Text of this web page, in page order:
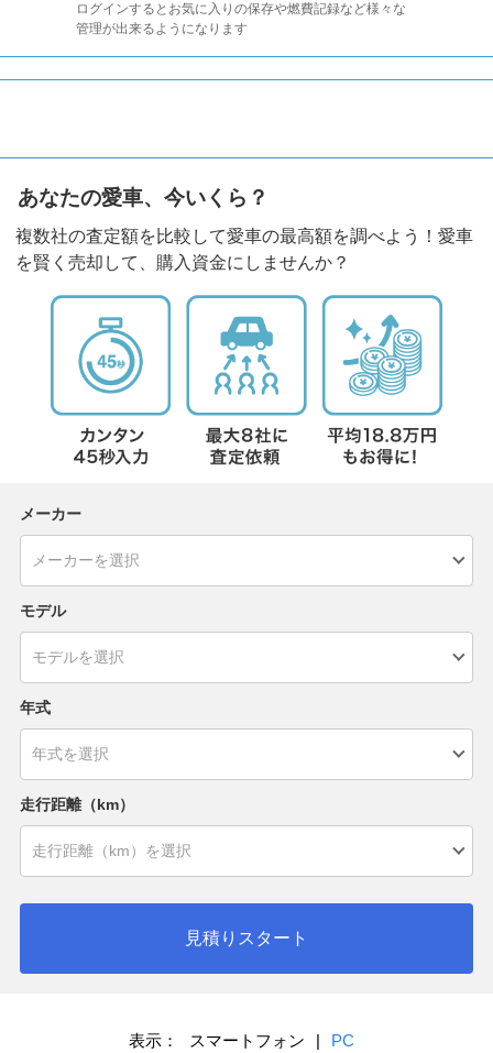
ログインするとお気に入りの保存や燃費記録など様々な
管理が出来るようになります
あなたの愛車、今いくら？
複数社の査定額を比較して愛車の最高額を調べよう！愛車
を賢く売却して、購入資金にしませんか？
メーカー
モデル
年式
走行距離（km）
見積りスタート
表示： スマートフォン | PC